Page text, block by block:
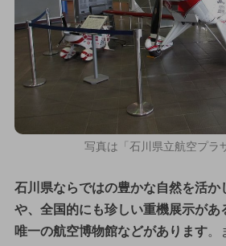
写真は「石川県立航空プラ
石川県ならではの豊かな自然を活か
や、全国的にも珍しい重機展示があ
唯一の航空博物館などがあります。